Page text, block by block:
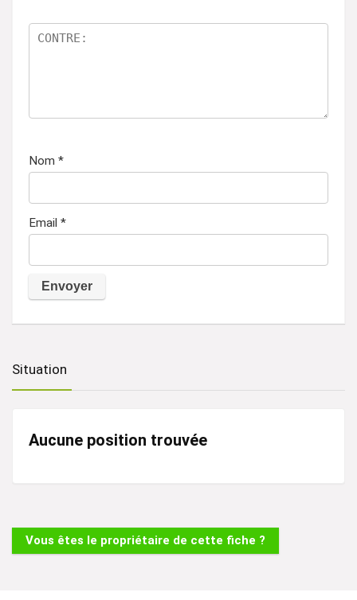
Nom *
Email *
e
Situation
Aucune position trouvée
Vous êtes le propriétaire de cette fiche ?